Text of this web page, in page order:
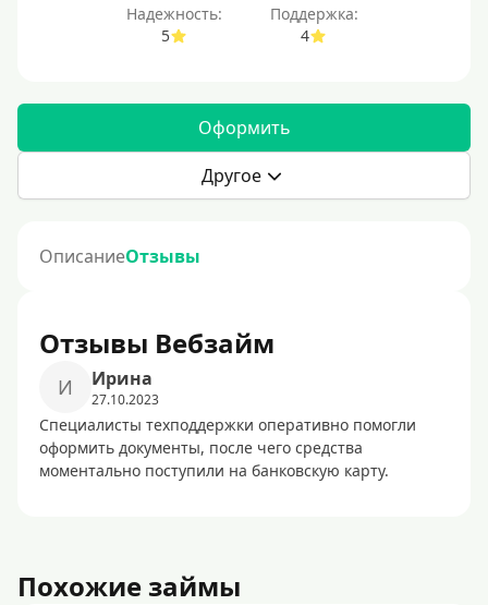
Надежность:
5
Поддержка:
4
Оформить
Другое
ОписаниеОтзывы
Отзывы Вебзайм
И Ирина
27.10.2023
Специалисты техподдержки оперативно помогли
оформить документы, после чего средства
моментально поступили на банковскую карту.
Похожие займы